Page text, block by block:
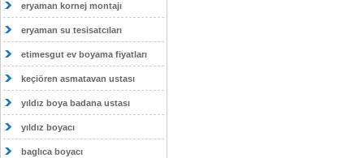
eryaman kornej montajı
eryaman su tesisatcıları
etimesgut ev boyama fiyatları
keçiören asmatavan ustası
yıldız boya badana ustası
yıldız boyacı
baglıca boyacı